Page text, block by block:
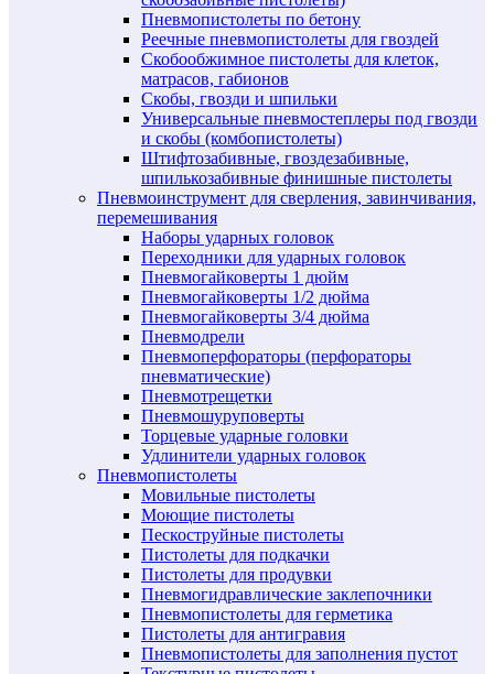
Пневмопистолеты по бетону
Реечные пневмопистолеты для гвоздей
Скобообжимное пистолеты для клеток,
матрасов, габионов
Скобы, гвозди и шпильки
Универсальные пневмостеплеры под гвозди
и скобы (комбопистолеты)
Штифтозабивные, гвоздезабивные,
шпилькозабивные финишные пистолеты
Пневмоинструмент для сверления, завинчивания,
перемешивания
Наборы ударных головок
Переходники для ударных головок
Пневмогайковерты 1 дюйм
Пневмогайковерты 1/2 дюйма
Пневмогайковерты 3/4 дюйма
Пневмодрели
Пневмоперфораторы (перфораторы
пневматические)
Пневмотрещетки
Пневмошуруповерты
Торцевые ударные головки
Удлинители ударных головок
Пневмопистолеты
Мовильные пистолеты
Моющие пистолеты
Пескоструйные пистолеты
Пистолеты для подкачки
Пистолеты для продувки
Пневмогидравлические заклепочники
Пневмопистолеты для герметика
Пистолеты для антигравия
Пневмопистолеты для заполнения пустот